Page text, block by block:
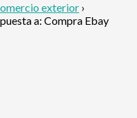
exterior ›
a: Compra Ebay